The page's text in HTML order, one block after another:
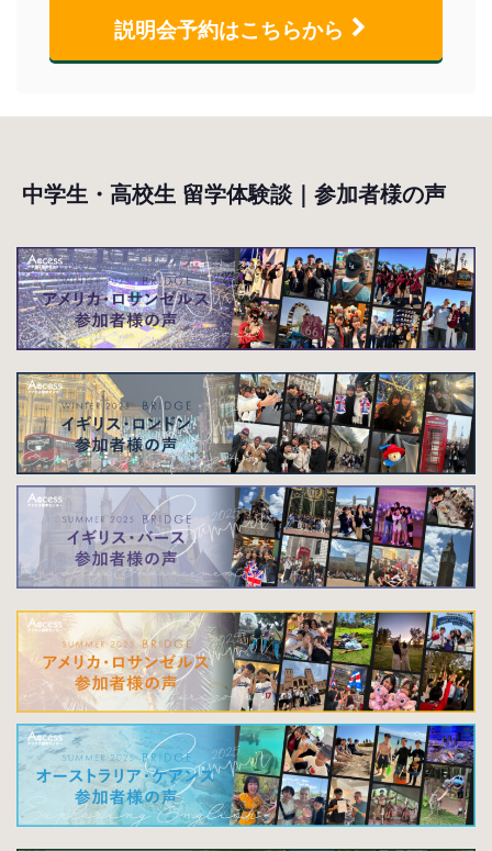
説明会予約はこちらから
中学生・高校生 留学体験談｜参加者様の声